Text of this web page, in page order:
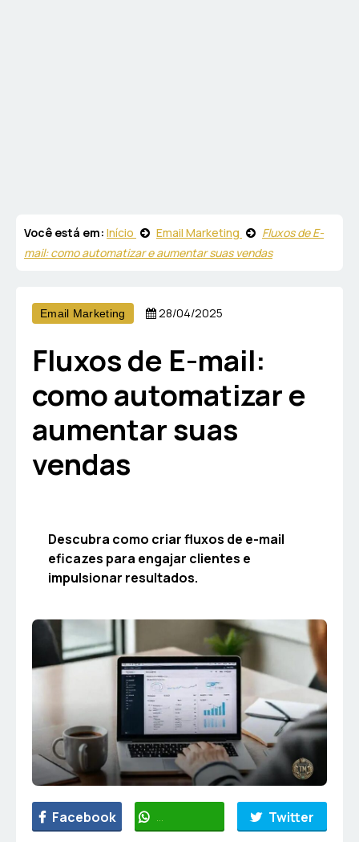
Você está em: Início Email Marketing
Fluxos de E-
mail: como automatizar e aumentar suas vendas
Email Marketing 28/04/2025
Fluxos de E-mail:
como automatizar e
aumentar suas
vendas
Descubra como criar fluxos de e-mail
eficazes para engajar clientes e
impulsionar resultados.
Facebook WhatsApp Twitter